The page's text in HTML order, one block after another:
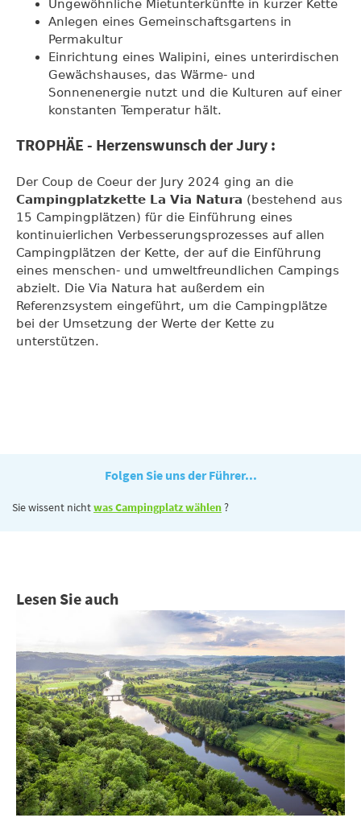
Ungewöhnliche Mietunterkünfte in kurzer Kette
Anlegen eines Gemeinschaftsgartens in
Permakultur
Einrichtung eines Walipini, eines unterirdischen
Gewächshauses, das Wärme- und
Sonnenenergie nutzt und die Kulturen auf einer
konstanten Temperatur hält.
TROPHÄE - Herzenswunsch der Jury :
Der Coup de Coeur der Jury 2024 ging an die
Campingplatzkette La Via Natura (bestehend aus
15 Campingplätzen) für die Einführung eines
kontinuierlichen Verbesserungsprozesses auf allen
Campingplätzen der Kette, der auf die Einführung
eines menschen- und umweltfreundlichen Campings
abzielt. Die Via Natura hat außerdem ein
Referenzsystem eingeführt, um die Campingplätze
bei der Umsetzung der Werte der Kette zu
unterstützen.
Folgen Sie uns der Führer...
Sie wissent nichtwas Campingplatz wählen?
Lesen Sie auch